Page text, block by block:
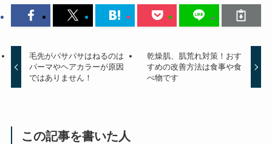
毛先がパサパサはねるのは
パーマやヘアカラーが原因
ではありません！
乾燥肌、肌荒れ対策！おす
すめの改善方法は食事や食
べ物です
この記事を書いた人